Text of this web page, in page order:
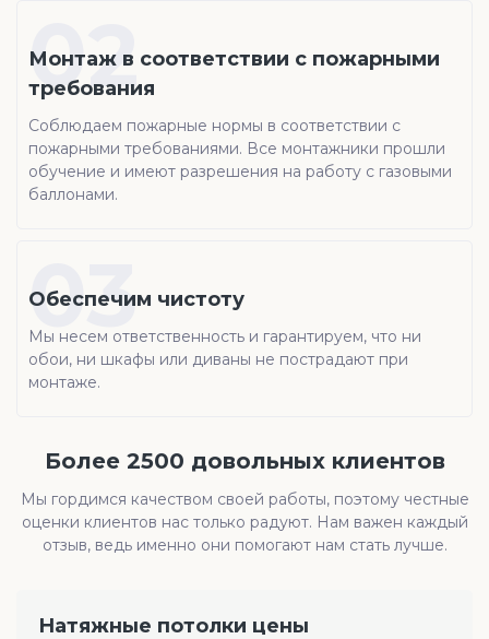
Монтаж в соответствии с пожарными
требования
Соблюдаем пожарные нормы в соответствии с
пожарными требованиями. Все монтажники прошли
обучение и имеют разрешения на работу с газовыми
баллонами.
02
Обеспечим чистоту
Мы несем ответственность и гарантируем, что ни
обои, ни шкафы или диваны не пострадают при
монтаже.
03
Более 2500 довольных клиентов
Мы гордимся качеством своей работы, поэтому честные
оценки клиентов нас только радуют. Нам важен каждый
отзыв, ведь именно они помогают нам стать лучше.
Натяжные потолки цены